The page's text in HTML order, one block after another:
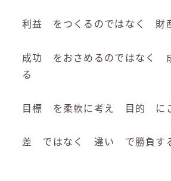
利益 をつくるのではなく 財
成功 をおさめるのではなく
る
目標 を柔軟に考え 目的 に
差 ではなく 違い で勝負す